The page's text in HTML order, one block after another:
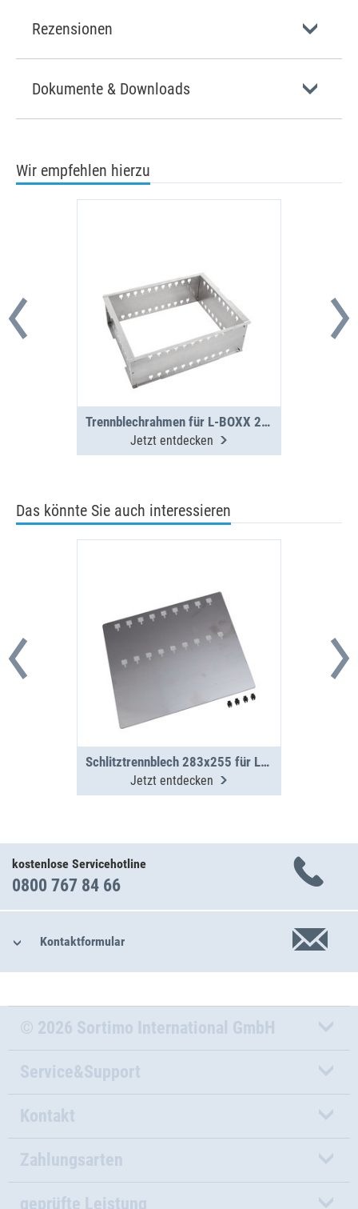
Rezensionen
Dokumente & Downloads
Wir empfehlen hierzu
Trennblechrahmen für L-BOXX 238 G / 374 G
Jetzt entdecken
Das könnte Sie auch interessieren
Schlitztrennblech 283x255 für L-BOXX 374 G
Jetzt entdecken
kostenlose Servicehotline
0800 767 84 66
Kontaktformular
© 2026 Sortimo International GmbH
Service&Support
Kontakt
Zahlungsarten
geprüfte Leistung